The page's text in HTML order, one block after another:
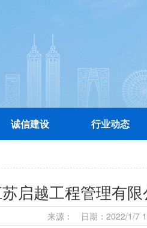
诚信建设 行业动态
启越工程管理有
来源： 日期：2022/1/7